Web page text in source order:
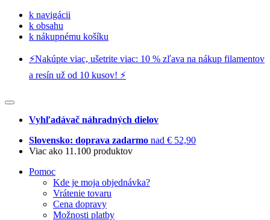
k navigácii
k obsahu
k nákupnému košíku
⚡️Nakúpte viac, ušetrite viac: 10 % zľava na nákup filamentov
a resín už od 10 kusov! ⚡️
Vyhľadávač náhradných dielov
Slovensko: doprava zadarmo nad € 52,90
Viac ako 11.100 produktov
Pomoc
Kde je moja objednávka?
Vrátenie tovaru
Cena dopravy
Možnosti platby